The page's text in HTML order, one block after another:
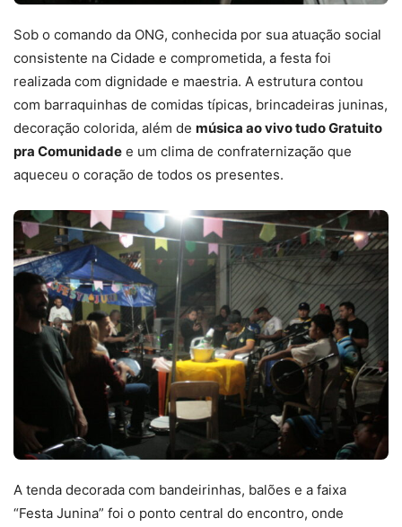
Sob o comando da ONG, conhecida por sua atuação social
consistente na Cidade e comprometida, a festa foi
realizada com dignidade e maestria. A estrutura contou
com barraquinhas de comidas típicas, brincadeiras juninas,
decoração colorida, além de música ao vivo tudo Gratuito
pra Comunidade e um clima de confraternização que
aqueceu o coração de todos os presentes.
A tenda decorada com bandeirinhas, balões e a faixa
“Festa Junina” foi o ponto central do encontro, onde